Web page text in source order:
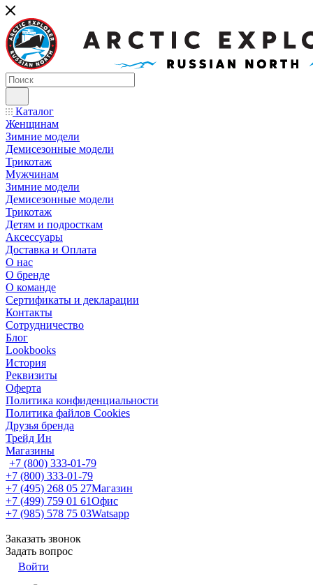
Каталог
Женщинам
Зимние модели
Демисезонные модели
Трикотаж
Мужчинам
Зимние модели
Демисезонные модели
Трикотаж
Детям и подросткам
Аксессуары
Доставка и Оплата
О нас
О бренде
О команде
Сертификаты и декларации
Контакты
Сотрудничество
Блог
Lookbooks
История
Реквизиты
Оферта
Политика конфиденциальности
Политика файлов Cookies
Друзья бренда
Трейд Ин
Магазины
+7 (800) 333-01-79
+7 (800) 333-01-79
+7 (495) 268 05 27Магазин
+7 (499) 759 01 61Офис
+7 (985) 578 75 03Watsapp
Заказать звонок
Задать вопрос
Войти